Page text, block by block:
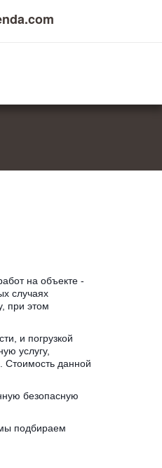
на объекте -
случаях
при этом
и погрузкой
услугу,
Стоимость данной
безопасную
подбираем